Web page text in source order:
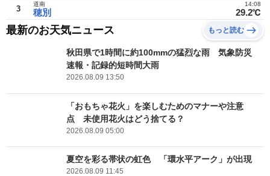
3 穂別
道南
29.2℃
14:08
最新のお天気ニュース もっと読む
秋田県で1時間に約100mmの猛烈な雨 気象防災
速報・記録的短時間大雨
2026.08.09 13:50
「おもちゃ花火」を楽しむためのマナーや注意
点 未使用花火はどう捨てる？
2026.08.09 05:00
夏空を彩る帯状の虹色 「環水平アーク」が出現
2026.08.09 11:45